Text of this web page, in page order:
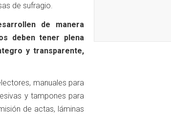
de sufragio.
de manera
deben tener plena
y transparente,
manuales para
y tampones para
de actas, láminas